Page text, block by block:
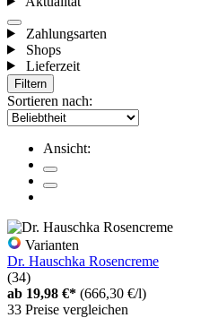
Zahlungsarten
Shops
Lieferzeit
Filtern
Sortieren nach:
Ansicht:
Varianten
Dr. Hauschka Rosencreme
(34)
ab 19,98 €* (666,30 €/l)
33 Preise vergleichen